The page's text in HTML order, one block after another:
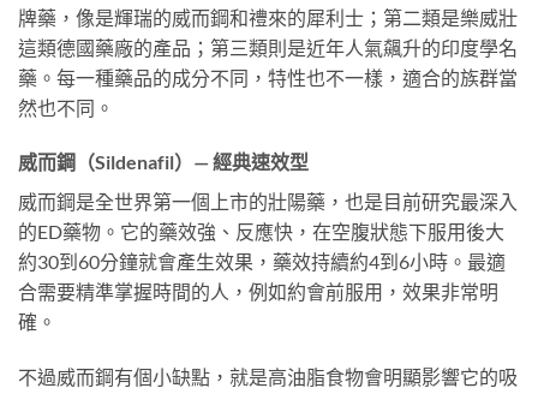
牌藥，像是輝瑞的威而鋼和禮來的犀利士；第二類是樂威壯
這類德國藥廠的產品；第三類則是近年人氣飆升的印度學名
藥。每一種藥品的成分不同，特性也不一樣，適合的族群當
然也不同。
威而鋼（Sildenafil）— 經典速效型
威而鋼是全世界第一個上市的壯陽藥，也是目前研究最深入
的ED藥物。它的藥效強、反應快，在空腹狀態下服用後大
約30到60分鐘就會產生效果，藥效持續約4到6小時。最適
合需要精準掌握時間的人，例如約會前服用，效果非常明
確。
不過威而鋼有個小缺點，就是高油脂食物會明顯影響它的吸